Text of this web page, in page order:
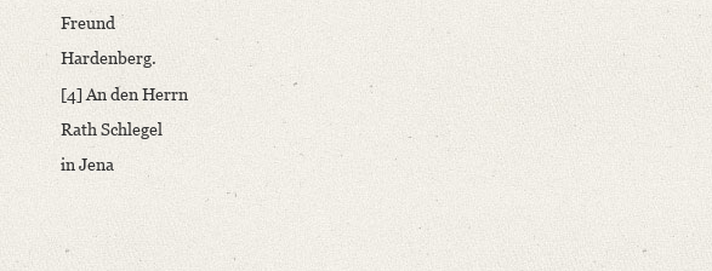
Freund
Hardenberg.
[4] An den Herrn
Rath Schlegel
in Jena